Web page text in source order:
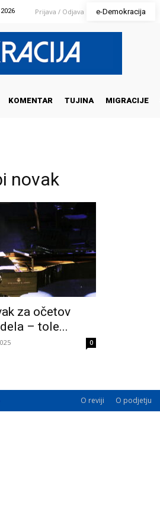
Prijava / Odjava e-Demokracija
KOMENTAR TUJINA MIGRACIJE
novak
za očetov
– tole...
0
O reviji O podjetju